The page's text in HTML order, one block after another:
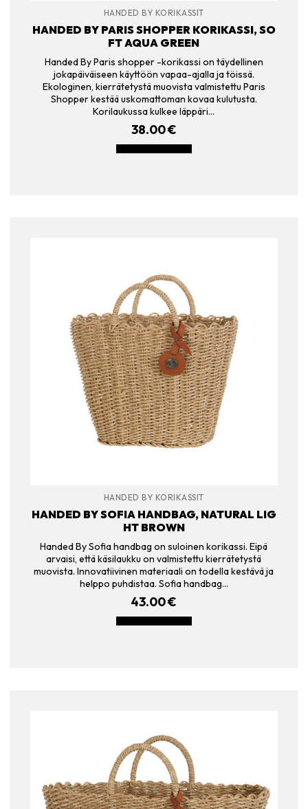
HANDED BY KORIKASSIT
HANDED BY PARIS SHOPPER KORIKASSI, SO
FT AQUA GREEN
Handed By Paris shopper -korikassi on täydellinen
jokapäiväiseen käyttöön vapaa-ajalla ja töissä.
Ekologinen, kierrätetystä muovista valmistettu Paris
Shopper kestää uskomattoman kovaa kulutusta.
Korilaukussa kulkee läppäri…
38.00€
HANDED BY KORIKASSIT
HANDED BY SOFIA HANDBAG, NATURAL LIG
HT BROWN
Handed By Sofia handbag on suloinen korikassi. Eipä
arvaisi, että käsilaukku on valmistettu kierrätetystä
muovista. Innovatiivinen materiaali on todella kestävä ja
helppo puhdistaa. Sofia handbag…
43.00€